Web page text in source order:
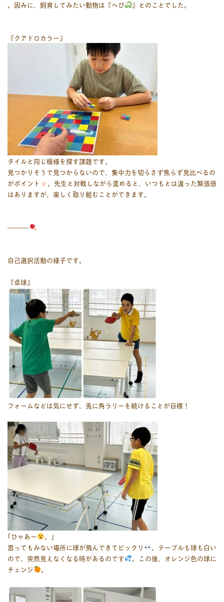
。因みに、飼育してみたい動物は『へび 』とのことでした。
『クアドロカラー』
タイルと同じ模様を探す課題です。
見つかりそうで見つからないので、集中力を切らさず焦らず見比べるの
がポイント
。先生と対戦しながら進めると、いつもとは違った緊張感
はありますが、楽しく取り組むことができます。
———-
自己選択活動の様子です。
『卓球』
フォームなどは気にせず、兎に角ラリーを続けることが目標！
｢ひゃあ〜
。｣
思ってもみない場所に球が飛んできてビックリ
。テーブルも球も白い
ので、突然見えなくなる時があるのです
。この後、オレンジ色の球に
チェンジ
。